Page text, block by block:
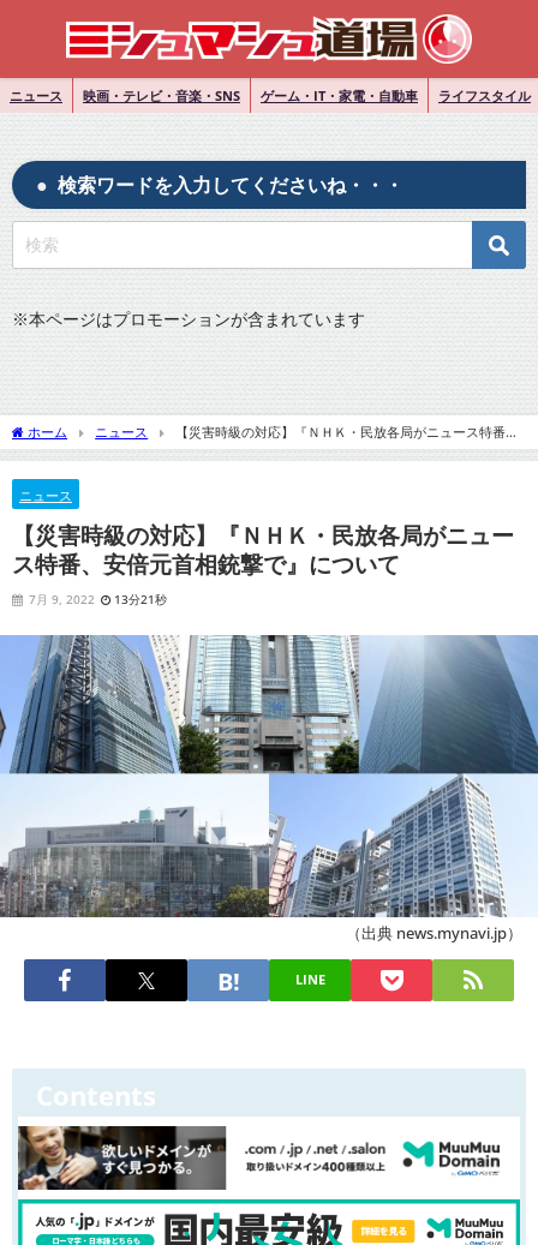
ニュース 映画・テレビ・音楽・SNS ゲーム・IT・家電・自動車 ライフスタイル
検索ワードを入力してくださいね・・・
※本ページはプロモーションが含まれています
ホーム ニュース
【災害時級の対応】『ＮＨＫ・民放各局がニュース特番、
安倍元首相銃撃で』について
ニュース
【災害時級の対応】『ＮＨＫ・民放各局がニュー
ス特番、安倍元首相銃撃で』について
7月 9, 2022 13分21秒
（出典 news.mynavi.jp）
LINE
Contents